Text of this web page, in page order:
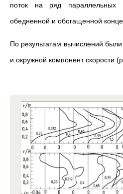
поток на ряд параллельных
обедненной и обогащенной
По результатам вычислений
и окружной компонент скорости